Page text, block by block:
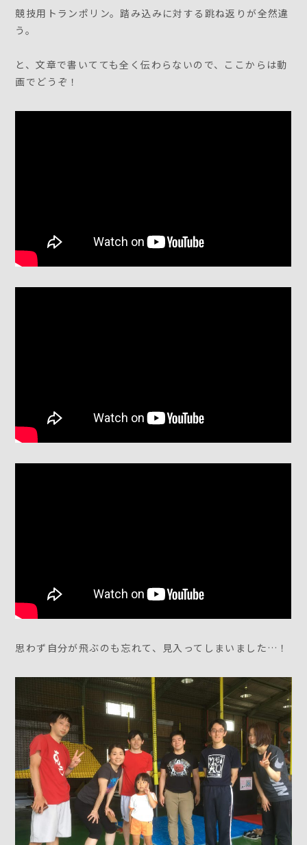
競技用トランポリン。踏み込みに対する跳ね返りが全然違
う。
と、文章で書いてても全く伝わらないので、ここからは動
画でどうぞ！
思わず自分が飛ぶのも忘れて、見入ってしまいました…！